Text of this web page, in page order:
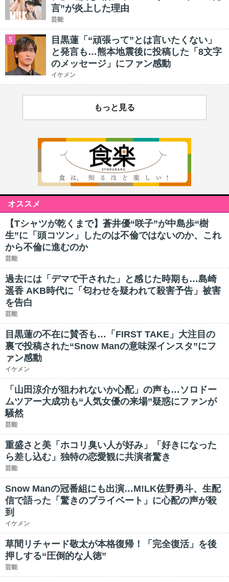
言”が炎上した理由
芸能
5
目黒蓮「“頑張って”とは言いたくない」
と発言も…熊本地震後に投稿した「8文字
のメッセージ」にファン感動
イケメン
もっと見る
オススメ
【Tシャツが乾くまで】蒼井優“咲子”が中島歩“樹
生”に「頭コツン」したのは不倫ではないのか、これ
から不倫に進むのか
芸能
過去には「デマで干された」と感じた時期も…島崎
遥香 AKB時代に「匂わせを疑われて殺害予告」被害
を告白
芸能
目黒蓮の不在に賛否も…「FIRST TAKE」大注目の
裏で投稿された“Snow Manの意味深インスタ”にフ
ァン感動
イケメン
「山田涼介が狙われないか心配」の声も…ソロドー
ムツアー大成功も“人気女優の来場”疑惑にファンが
騒然
芸能
重盛さと美「ホコリ臭い人が好み」「好きになった
ら差し込む」独特の恋愛観に共演者驚き
芸能
Snow Manの冠番組にも出演…M!LK佐野勇斗、生配
信で語った「驚きのプライベート」に心配の声が殺
到
イケメン
草間リチャード敬太が本格復帰！「完全復活」を後
押しする“圧倒的な人徳”
芸能